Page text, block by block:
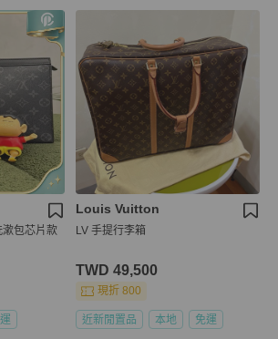
漱包芯片款
Louis Vuitton
LV 手提行李箱
TWD 49,500
現折 800
近新閒置品 本地 免運